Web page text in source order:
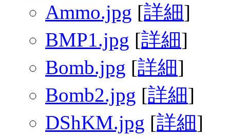
Ammo.jpg [詳細]
BMP1.jpg [詳細]
Bomb.jpg [詳細]
Bomb2.jpg [詳細]
DShKM.jpg [詳細]